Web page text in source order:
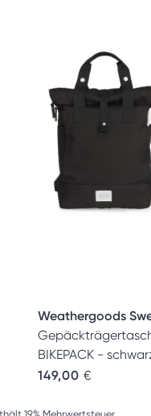
€
130,00 €.
Weathergoods
BIKEPACK -
149,00 €